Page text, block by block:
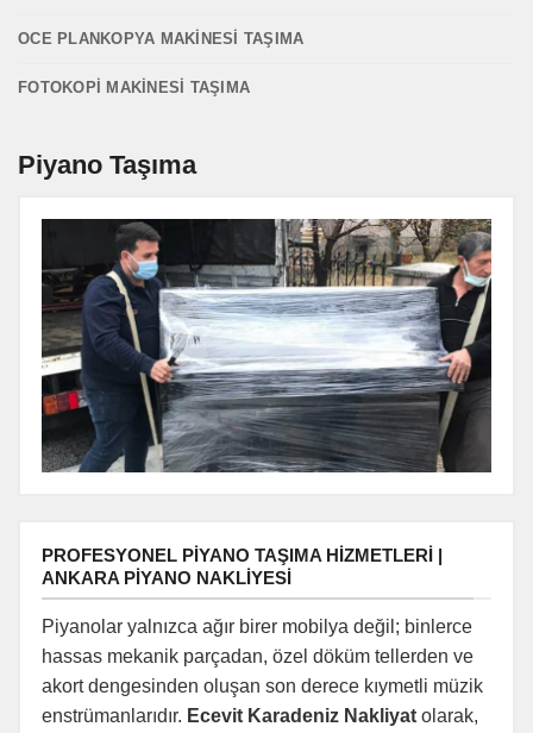
OCE PLANKOPYA MAKINESI TAŞIMA
FOTOKOPI MAKINESI TAŞIMA
Piyano Taşıma
PROFESYONEL PIYANO TAŞIMA HIZMETLERI |
ANKARA PIYANO NAKLIYESI
Piyanolar yalnızca ağır birer mobilya değil; binlerce
hassas mekanik parçadan, özel döküm tellerden ve
akort dengesinden oluşan son derece kıymetli müzik
enstrümanlarıdır. Ecevit Karadeniz Nakliyatolarak,